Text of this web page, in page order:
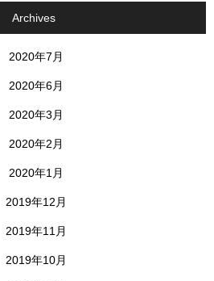
Archives
2020年7月
2020年6月
2020年3月
2020年2月
2020年1月
2019年12月
2019年11月
2019年10月